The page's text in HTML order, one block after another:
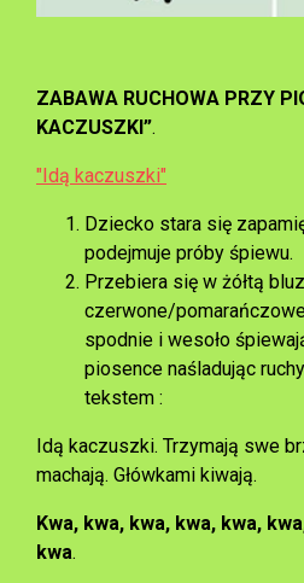
ZABAWA RUCHOWA PRZY
KACZUSZKI”.
"Idą kaczuszki"
Dziecko stara się
podejmuje próby śpiewu.
Przebiera się w żółtą
czerwone/
spodnie i wesoło
piosence naśladując
tekstem :
Idą kaczuszki. Trzymają swe
machają. Główkami kiwają.
Kwa, kwa, kwa, kwa, kwa,
kwa.